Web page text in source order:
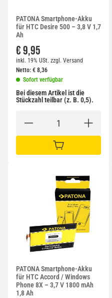
PATONA Smartphone-Akku
für HTC Desire 500 – 3,8 V 1,7
Ah
€ 9,95
inkl. 19% USt. zzgl. Versand
Netto: € 8,36
Sofort verfügbar
Bei diesem Artikel ist die
Stückzahl teilbar (z. B. 0,5).
IN DEN WARENKORB
PATONA Smartphone-Akku
für HTC Accord / Windows
Phone 8X – 3,7 V 1800 mAh
1,8 Ah